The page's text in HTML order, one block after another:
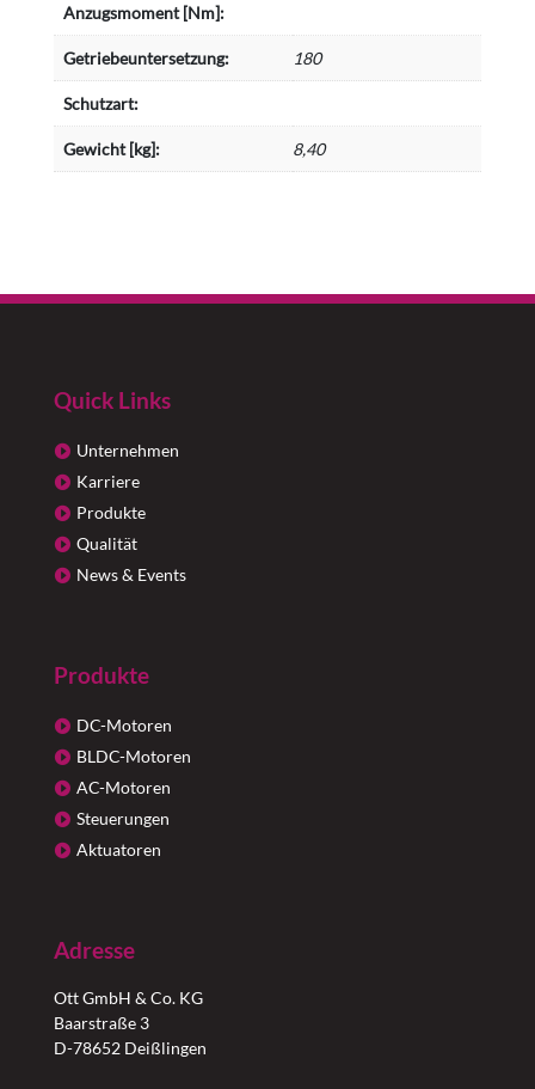
Anzugsmoment [Nm]:
Getriebeuntersetzung: 180
Schutzart:
Gewicht [kg]: 8,40
Quick Links
Unternehmen
Karriere
Produkte
Qualität
News & Events
Produkte
DC-Motoren
BLDC-Motoren
AC-Motoren
Steuerungen
Aktuatoren
Adresse
Ott GmbH & Co. KG
Baarstraße 3
D-78652 Deißlingen